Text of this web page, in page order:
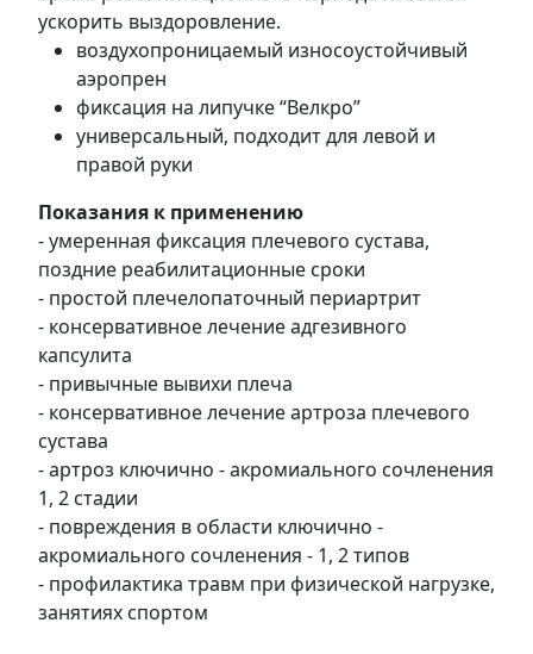
ускорить выздоровление.
воздухопроницаемый износоустойчивый
аэропрен
фиксация на липучке “Велкро”
универсальный, подходит для левой и
правой руки
Показания к применению
- умеренная фиксация плечевого сустава,
поздние реабилитационные сроки
- простой плечелопаточный периартрит
- консервативное лечение адгезивного
капсулита
- привычные вывихи плеча
- консервативное лечение артроза плечевого
сустава
- артроз ключично - акромиального сочленения
1, 2 стадии
- повреждения в области ключично -
акромиального сочленения - 1, 2 типов
- профилактика травм при физической нагрузке,
занятиях спортом